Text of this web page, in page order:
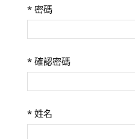
* 密碼
* 確認密碼
* 姓名